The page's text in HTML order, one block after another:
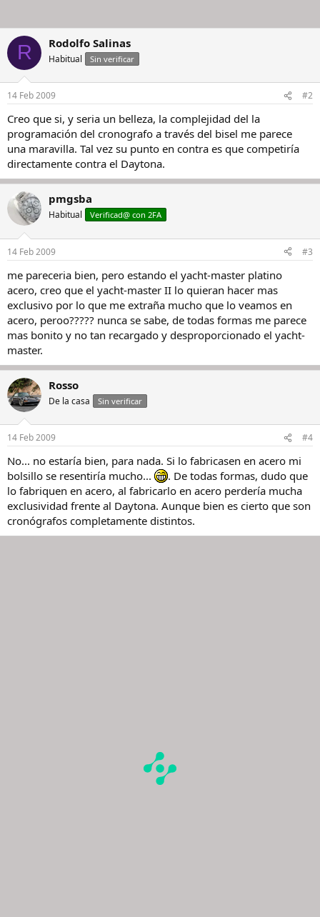
R Rodolfo Salinas
Habitual Sin verificar
14 Feb 2009 #2
Creo que si, y seria un belleza, la complejidad del la
programación del cronografo a través del bisel me parece
una maravilla. Tal vez su punto en contra es que competiría
directamente contra el Daytona.
pmgsba
Habitual Verificad@ con 2FA
14 Feb 2009 #3
me pareceria bien, pero estando el yacht-master platino
acero, creo que el yacht-master II lo quieran hacer mas
exclusivo por lo que me extraña mucho que lo veamos en
acero, peroo????? nunca se sabe, de todas formas me parece
mas bonito y no tan recargado y desproporcionado el yacht-
master.
Rosso
De la casa Sin verificar
14 Feb 2009 #4
No... no estaría bien, para nada. Si lo fabricasen en acero mi
bolsillo se resentiría mucho...
. De todas formas, dudo que
lo fabriquen en acero, al fabricarlo en acero perdería mucha
exclusividad frente al Daytona. Aunque bien es cierto que son
cronógrafos completamente distintos.